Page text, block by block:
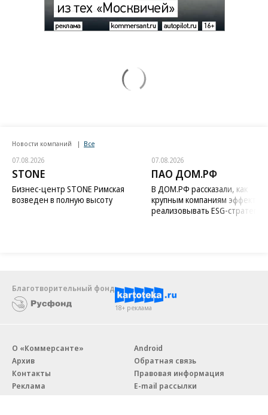
Новости компаний Все
07.08.2026
STONE
Бизнес-центр STONE Римская
возведен в полную высоту
07.08.2026
ПАО ДОМ.РФ
В ДОМ.РФ рассказали, как
крупным компаниям
реализовывать ESG-стратегию
Благотворительный фонд
18+ реклама
О «Коммерсанте»
Архив
Контакты
Реклама
Android
Обратная связь
Правовая информация
E-mail рассылки